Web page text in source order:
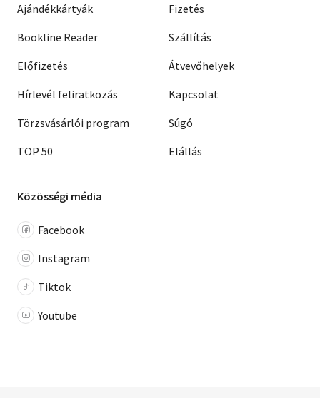
Ajándékkártyák
Bookline Reader
Előfizetés
Hírlevél feliratkozás
Törzsvásárlói program
TOP 50
Fizetés
Szállítás
Átvevőhelyek
Kapcsolat
Súgó
Elállás
Közösségi média
Facebook
Instagram
Tiktok
Youtube